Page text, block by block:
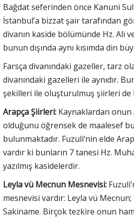
Bağdat seferinden önce Kanuni
İstanbul’a bizzat şair tarafından
divanın kaside bölümünde Hz. Ali
bunun dışında aynı kısımda din
Farsça divanındaki gazeller, tarz
divanındaki gazelleri ile aynıdır.
şekilleri ile oluşturulmuş şiirleri de
Arapça Şiirleri: Kaynaklardan onun
olduğunu öğrensek de maalesef
bulunmaktadır. Fuzuli’nin elde
vardır ki bunların 7 tanesi Hz.
yazılmış kasidelerdir.
Leyla vü Mecnun Mesnevisi:
mesnevisi vardır: Leyla vü
Sakiname. Birçok tezkire onun